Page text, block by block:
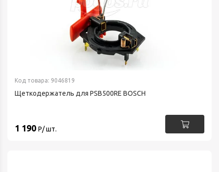
Код товара: 9046819
Щеткодержатель для PSB500RE BOSCH
1 190 Р/ шт.